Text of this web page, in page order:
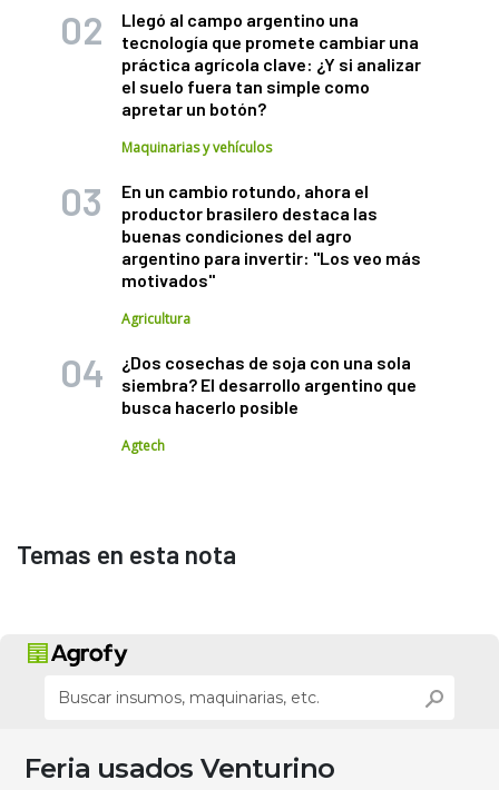
Llegó al campo argentino una
tecnología que promete cambiar una
práctica agrícola clave: ¿Y si analizar
el suelo fuera tan simple como
apretar un botón?
Maquinarias y vehículos
En un cambio rotundo, ahora el
productor brasilero destaca las
buenas condiciones del agro
argentino para invertir: "Los veo más
motivados"
Agricultura
¿Dos cosechas de soja con una sola
siembra? El desarrollo argentino que
busca hacerlo posible
Agtech
Temas en esta nota
Feria usados Venturino